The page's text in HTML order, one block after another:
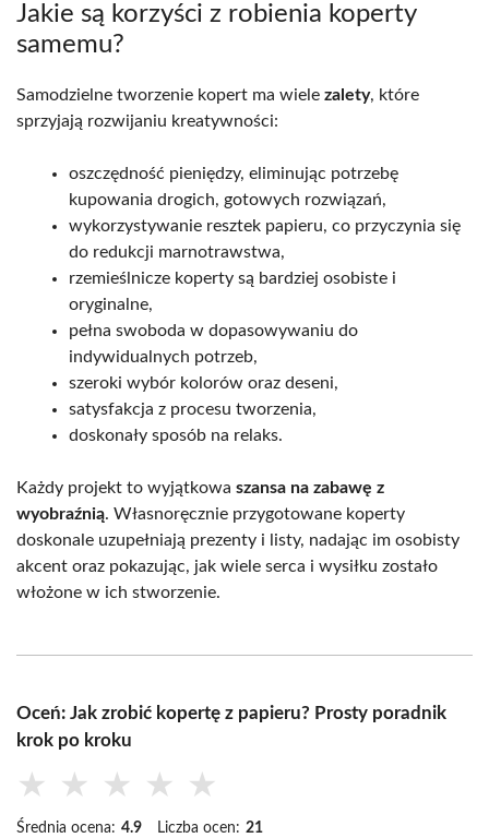
Jakie są korzyści z robienia koperty
samemu?
Samodzielne tworzenie kopert ma wiele zalety, które
sprzyjają rozwijaniu kreatywności:
oszczędność pieniędzy, eliminując potrzebę
kupowania drogich, gotowych rozwiązań,
wykorzystywanie resztek papieru, co przyczynia się
do redukcji marnotrawstwa,
rzemieślnicze koperty są bardziej osobiste i
oryginalne,
pełna swoboda w dopasowywaniu do
indywidualnych potrzeb,
szeroki wybór kolorów oraz deseni,
satysfakcja z procesu tworzenia,
doskonały sposób na relaks.
Każdy projekt to wyjątkowa szansa na zabawę z
wyobraźnią. Własnoręcznie przygotowane koperty
doskonale uzupełniają prezenty i listy, nadając im osobisty
akcent oraz pokazując, jak wiele serca i wysiłku zostało
włożone w ich stworzenie.
Oceń: Jak zrobić kopertę z papieru? Prosty poradnik
krok po kroku
★ ★ ★ ★ ★
Średnia ocena: 4.9 Liczba ocen: 21